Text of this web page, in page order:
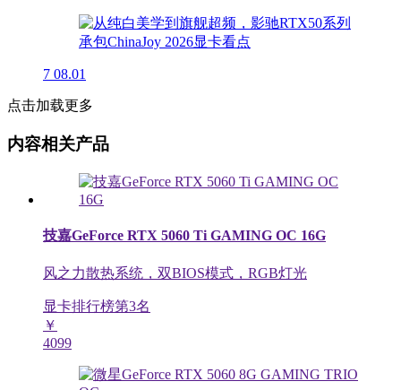
7 08.01
点击加载更多
内容相关产品
技嘉GeForce RTX 5060 Ti GAMING OC 16G
风之力散热系统，双BIOS模式，RGB灯光
显卡排行榜第3名
￥
4099